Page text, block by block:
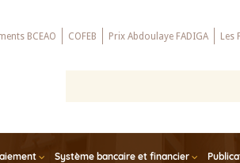
BCEAO COFEB Prix Abdoulaye FADIGA Les
Système bancaire et financier